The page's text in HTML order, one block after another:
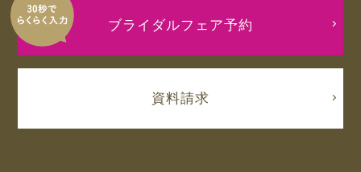
ブライダルフェア予約
資料請求